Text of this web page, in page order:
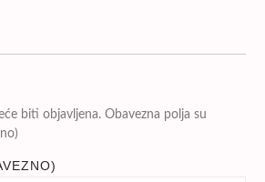
biti objavljena. Obavezna polja su